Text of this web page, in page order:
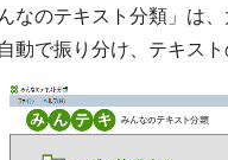
んなのテキスト分類」は
動で振り分け、テキス